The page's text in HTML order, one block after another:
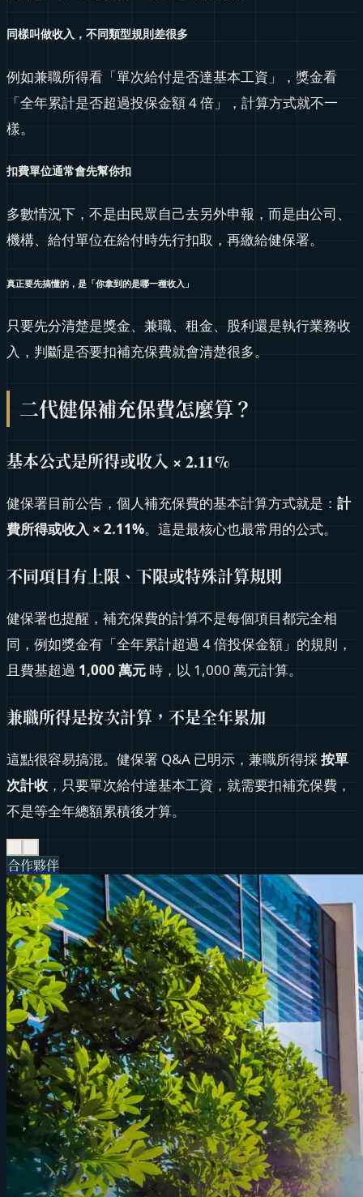
同樣叫做收入，不同類型規則差很多
例如兼職所得看「單次給付是否達基本工資」，獎金看
「全年累計是否超過投保金額 4 倍」，計算方式就不一
樣。
扣費單位通常會先幫你扣
多數情況下，不是由民眾自己去另外申報，而是由公司、
機構、給付單位在給付時先行扣取，再繳給健保署。
真正要先搞懂的，是「你拿到的是哪一種收入」
只要先分清楚是獎金、兼職、租金、股利還是執行業務收
入，判斷是否要扣補充保費就會清楚很多。
二代健保補充保費怎麼算？
基本公式是所得或收入 × 2.11%
健保署目前公告，個人補充保費的基本計算方式就是： 計
費所得或收入 × 2.11%。這是最核心也最常用的公式。
不同項目有上限、下限或特殊計算規則
健保署也提醒，補充保費的計算不是每個項目都完全相
同，例如獎金有「全年累計超過 4 倍投保金額」的規則，
且費基超過 1,000 萬元 時，以 1,000 萬元計算。
兼職所得是按次計算，不是全年累加
這點很容易搞混。健保署 Q&A 已明示，兼職所得採按單
次計收 ，只要單次給付達基本工資，就需要扣補充保費，
不是等全年總額累積後才算。
合作夥伴